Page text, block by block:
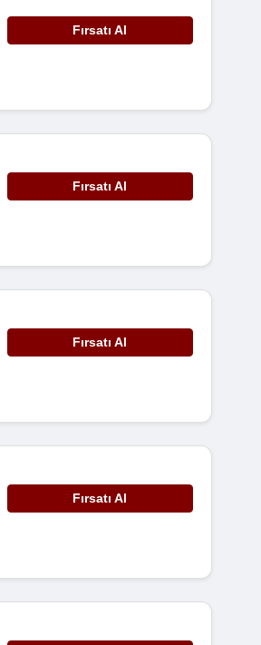
Fırsatı Al
Fırsatı Al
Fırsatı Al
Fırsatı Al